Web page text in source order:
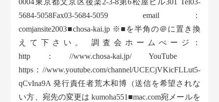
0004東京都文京区後楽2-3-8第6松屋ビル301 Tel03-
5684-5058Fax03-5684-5059 email：
comjansite2003■chosa-kai.jp ※■を半角の＠に置き換
えて下さい。 調査会ホームぺージ：
http：//www.chosa-kai.jp/ YouTube
https：//www.youtube.com/channel/UCECjVKicFLLut5-
qCvIna9A 発行責任者荒木和博（送信を希望されな
い方、宛先の変更は kumoha551■mac.com宛メールを